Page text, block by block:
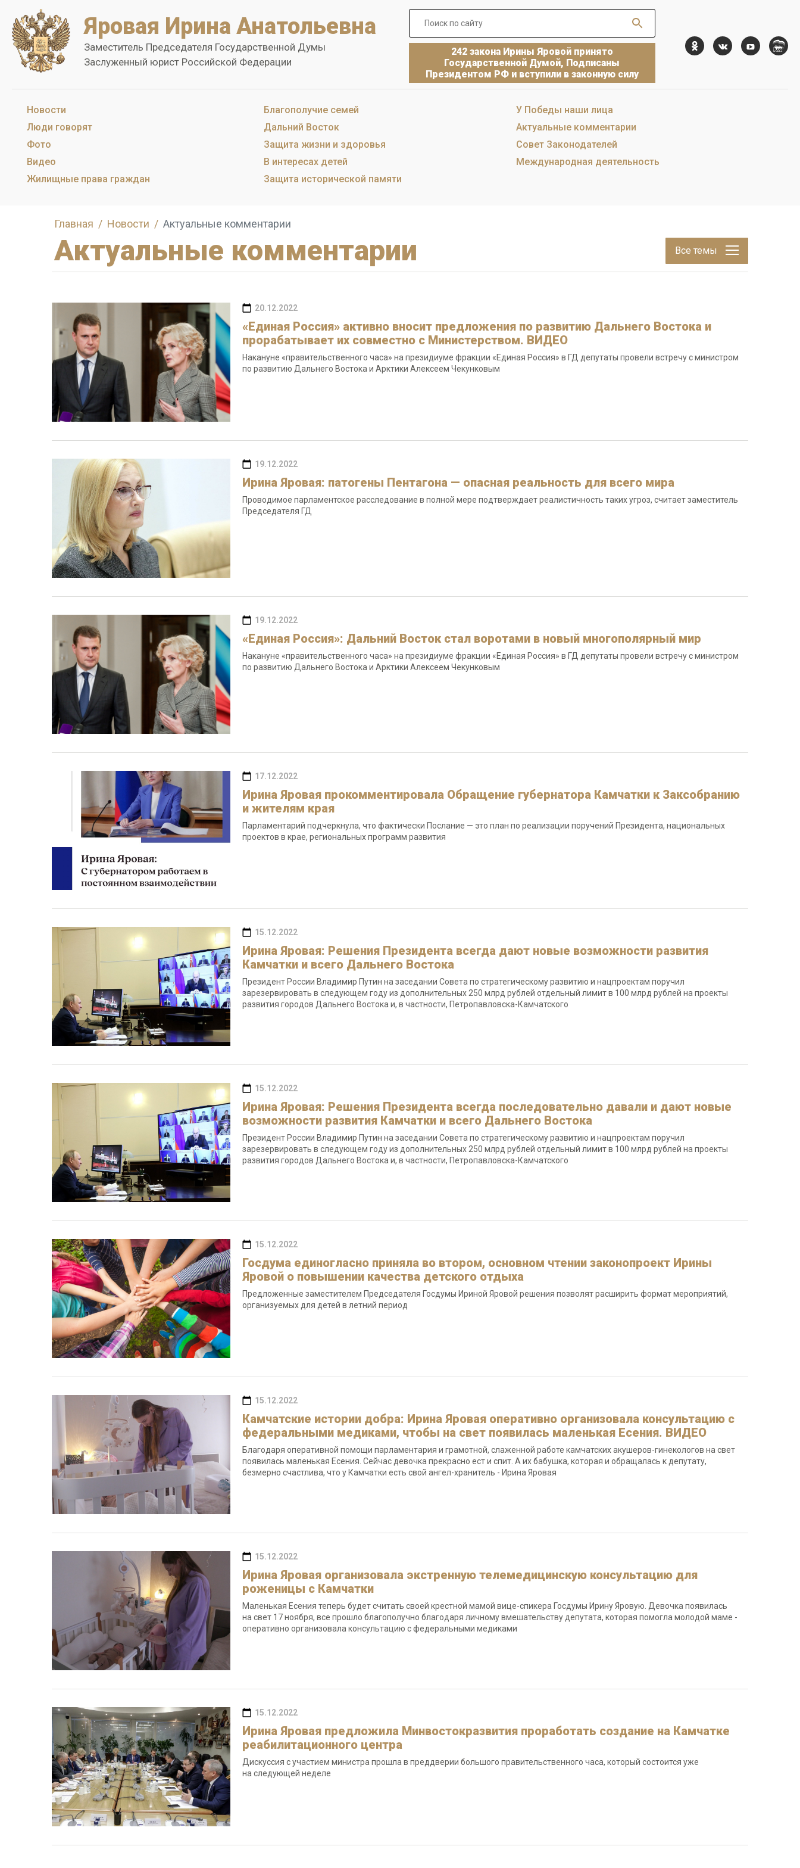
Яровая Ирина Анатольевна
Заместитель Председателя Государственной Думы
Заслуженный юрист Российской Федерации
242 закона Ирины Яровой принято
Государственной Думой, Подписаны
Президентом РФ и вступили в законную силу
Новости
Люди говорят
Фото
Видео
Жилищные права граждан
Благополучие семей
Дальний Восток
Защита жизни и здоровья
В интересах детей
Защита исторической памяти
У Победы наши лица
Актуальные комментарии
Совет Законодателей
Международная деятельность
Главная Новости Актуальные комментарии
Актуальные комментарии Все темы
20.12.2022
«Единая Россия» активно вносит предложения по развитию Дальнего Востока и
прорабатывает их совместно с Министерством. ВИДЕО
Накануне «правительственного часа» на президиуме фракции «Единая Россия» в ГД депутаты провели встречу с министром
по развитию Дальнего Востока и Арктики Алексеем Чекунковым
19.12.2022
Ирина Яровая: патогены Пентагона — опасная реальность для всего мира
Проводимое парламентское расследование в полной мере подтверждает реалистичность таких угроз, считает заместитель
Председателя ГД
19.12.2022
«Единая Россия»: Дальний Восток стал воротами в новый многополярный мир
Накануне «правительственного часа» на президиуме фракции «Единая Россия» в ГД депутаты провели встречу с министром
по развитию Дальнего Востока и Арктики Алексеем Чекунковым
17.12.2022
Ирина Яровая прокомментировала Обращение губернатора Камчатки к Заксобранию
и жителям края
Парламентарий подчеркнула, что фактически Послание — это план по реализации поручений Президента, национальных
проектов в крае, региональных программ развития
15.12.2022
Ирина Яровая: Решения Президента всегда дают новые возможности развития
Камчатки и всего Дальнего Востока
Президент России Владимир Путин на заседании Совета по стратегическому развитию и нацпроектам поручил
зарезервировать в следующем году из дополнительных 250 млрд рублей отдельный лимит в 100 млрд рублей на проекты
развития городов Дальнего Востока и, в частности, Петропавловска-Камчатского
15.12.2022
Ирина Яровая: Решения Президента всегда последовательно давали и дают новые
возможности развития Камчатки и всего Дальнего Востока
Президент России Владимир Путин на заседании Совета по стратегическому развитию и нацпроектам поручил
зарезервировать в следующем году из дополнительных 250 млрд рублей отдельный лимит в 100 млрд рублей на проекты
развития городов Дальнего Востока и, в частности, Петропавловска-Камчатского
15.12.2022
Госдума единогласно приняла во втором, основном чтении законопроект Ирины
Яровой о повышении качества детского отдыха
Предложенные заместителем Председателя Госдумы Ириной Яровой решения позволят расширить формат мероприятий,
организуемых для детей в летний период
15.12.2022
Камчатские истории добра: Ирина Яровая оперативно организовала консультацию с
федеральными медиками, чтобы на свет появилась маленькая Есения. ВИДЕО
Благодаря оперативной помощи парламентария и грамотной, слаженной работе камчатских акушеров-гинекологов на свет
появилась маленькая Есения. Сейчас девочка прекрасно ест и спит. А их бабушка, которая и обращалась к депутату,
безмерно счастлива, что у Камчатки есть свой ангел-хранитель - Ирина Яровая
15.12.2022
Ирина Яровая организовала экстренную телемедицинскую консультацию для
роженицы с Камчатки
Маленькая Есения теперь будет считать своей крестной мамой вице-спикера Госдумы Ирину Яровую. Девочка появилась
на свет 17 ноября, все прошло благополучно благодаря личному вмешательству депутата, которая помогла молодой маме -
оперативно организовала консультацию с федеральными медиками
15.12.2022
Ирина Яровая предложила Минвостокразвития проработать создание на Камчатке
реабилитационного центра
Дискуссия с участием министра прошла в преддверии большого правительственного часа, который состоится уже
на следующей неделе